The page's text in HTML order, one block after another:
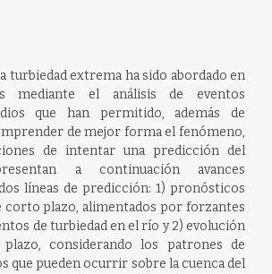
turbiedad extrema ha sido abordado en
mediante el análisis de eventos
que han permitido, además de
de mejor forma el fenómeno,
de intentar una predicción del
a continuación avances
líneas de predicción: 1) pronósticos
corto plazo, alimentados por forzantes
de turbiedad en el río y 2) evolución
considerando los patrones de
que pueden ocurrir sobre la cuenca del